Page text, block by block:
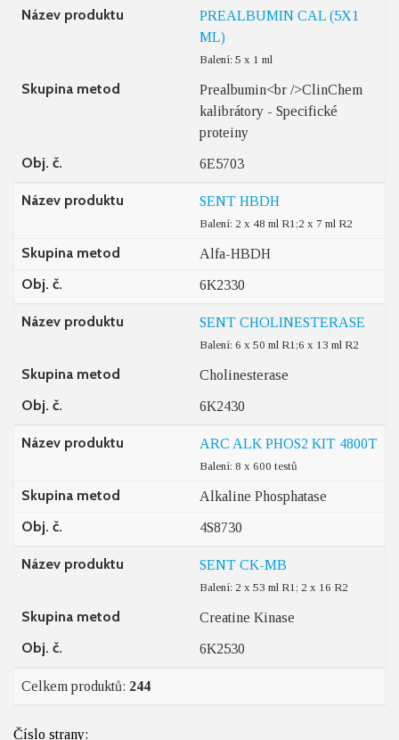
Název produktu
PREALBUMIN CAL (5X1
ML)
Balení: 5 x 1 ml
Skupina metod
Prealbumin<br />ClinChem
kalibrátory - Specifické
proteiny
Obj. č. 6E5703
Název produktu SENT HBDH
Balení: 2 x 48 ml R1;2 x 7 ml R2
Skupina metod Alfa-HBDH
Obj. č. 6K2330
Název produktu SENT CHOLINESTERASE
Balení: 6 x 50 ml R1;6 x 13 ml R2
Skupina metod Cholinesterase
Obj. č. 6K2430
Název produktu ARC ALK PHOS2 KIT 4800T
Balení: 8 x 600 testů
Skupina metod Alkaline Phosphatase
Obj. č. 4S8730
Název produktu SENT CK-MB
Balení: 2 x 53 ml R1; 2 x 16 R2
Skupina metod Creatine Kinase
Obj. č. 6K2530
Celkem produktů: 244
Číslo strany: